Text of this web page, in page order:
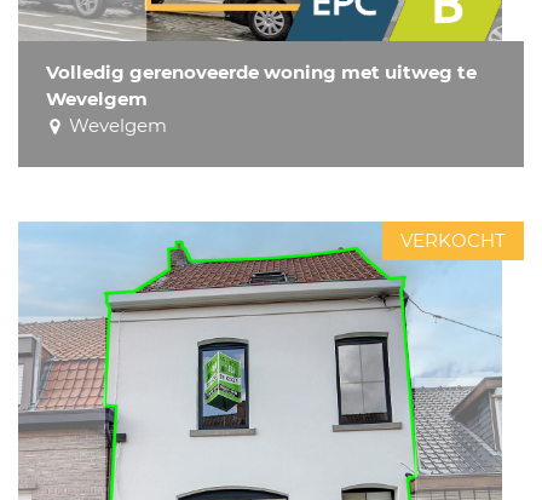
Volledig gerenoveerde woning met uitweg te
Wevelgem
Wevelgem
VERKOCHT